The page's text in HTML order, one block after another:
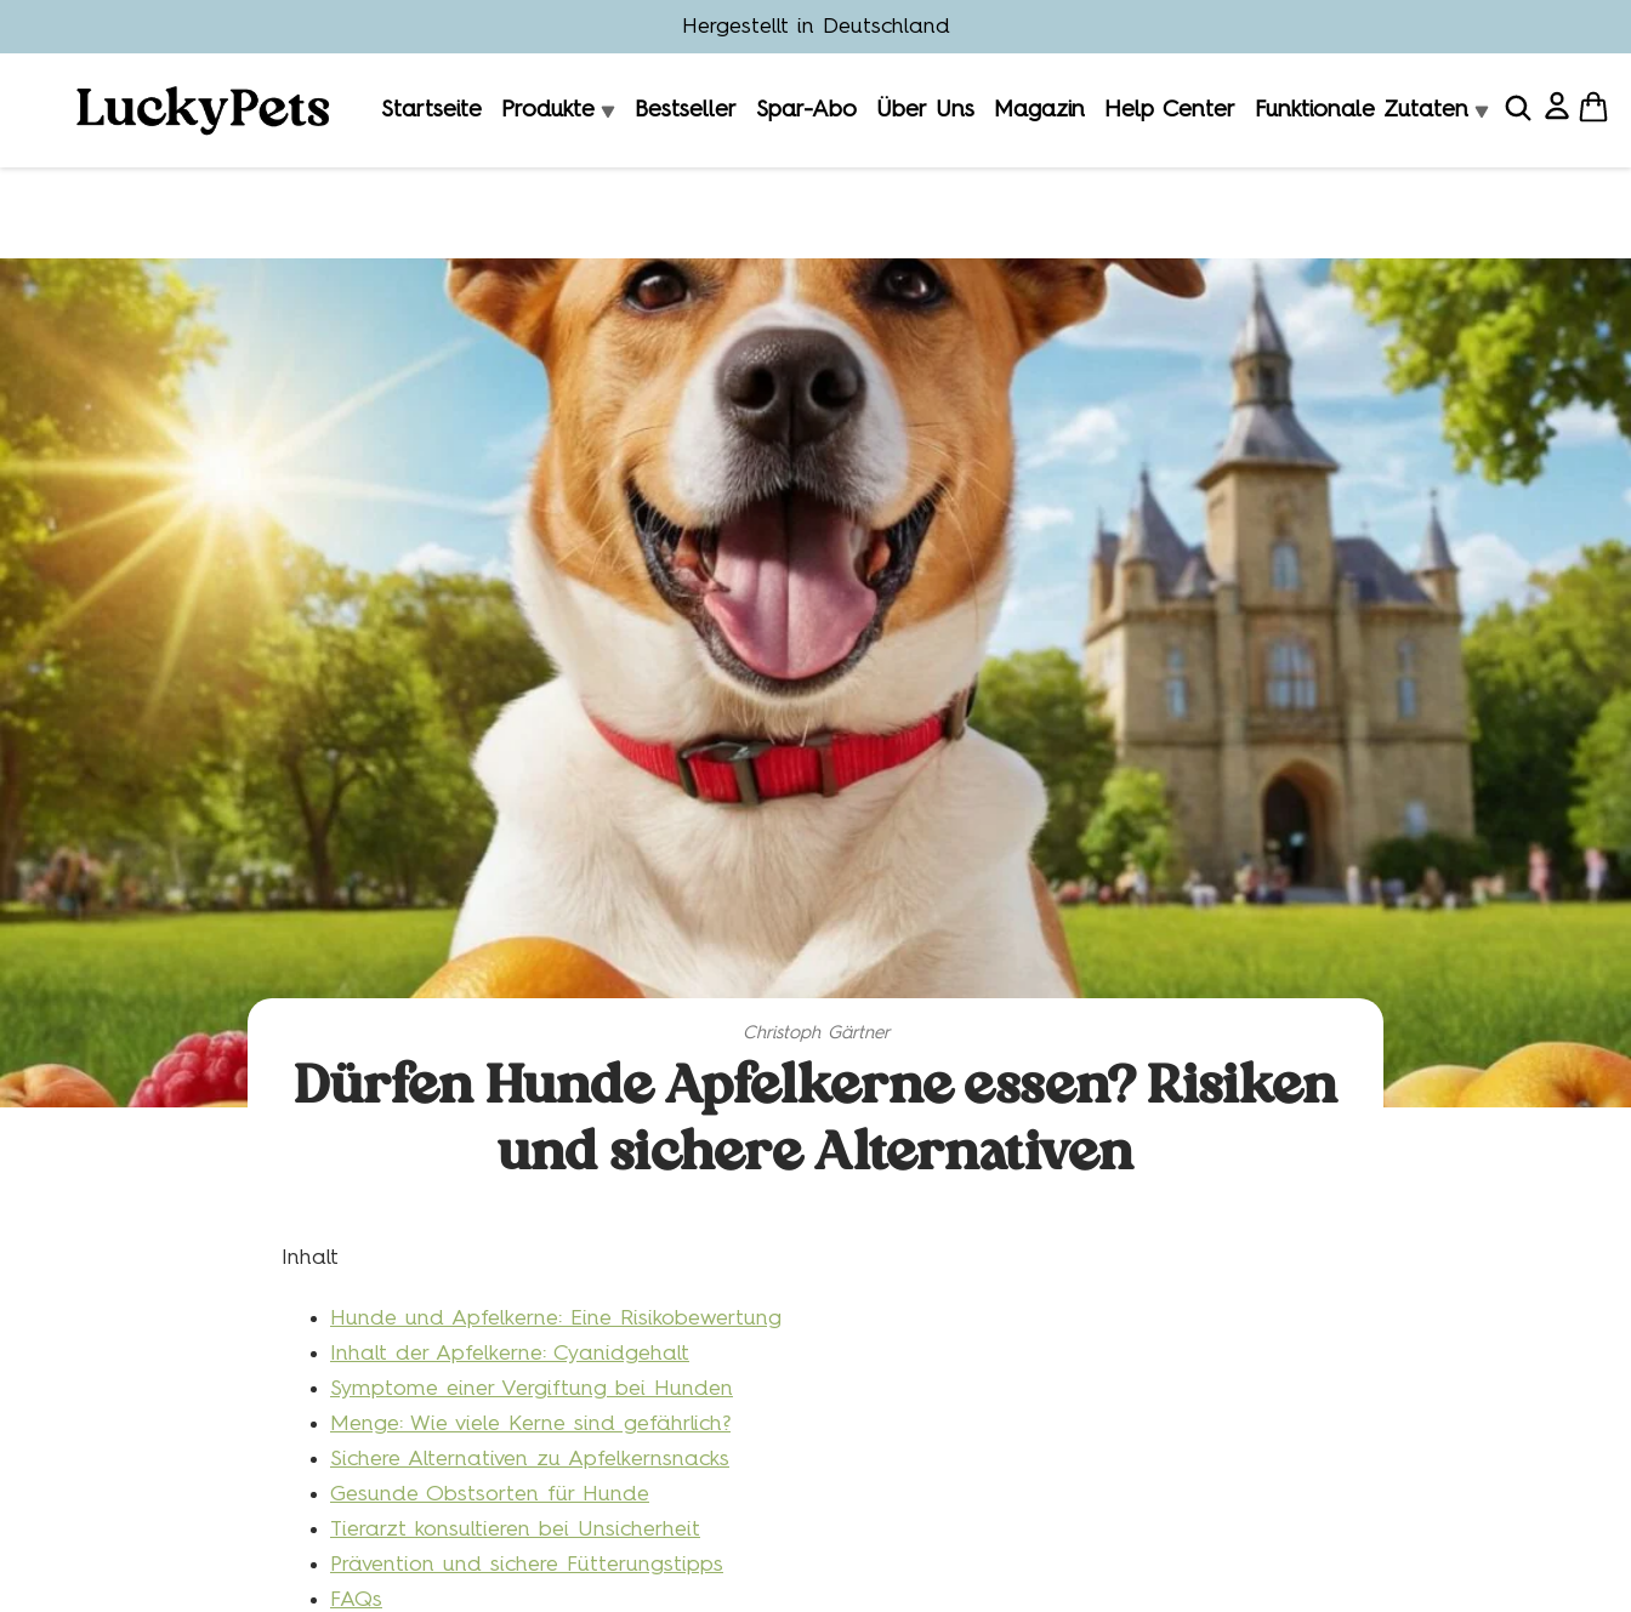
Hergestellt in Deutschland
Startseite Produkte Bestseller Spar-Abo Über Uns Magazin Help Center Funktionale Zutaten
Christoph Gärtner
Dürfen Hunde Apfelkerne essen? Risiken
und sichere Alternativen
Inhalt
Hunde und Apfelkerne: Eine Risikobewertung
Inhalt der Apfelkerne: Cyanidgehalt
Symptome einer Vergiftung bei Hunden
Menge: Wie viele Kerne sind gefährlich?
Sichere Alternativen zu Apfelkernsnacks
Gesunde Obstsorten für Hunde
Tierarzt konsultieren bei Unsicherheit
Prävention und sichere Fütterungstipps
FAQs